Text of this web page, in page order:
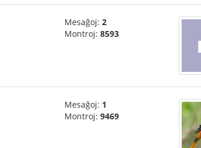
Mesaĝoj: 2
Montroj: 8593
Mesaĝoj: 1
Montroj: 9469